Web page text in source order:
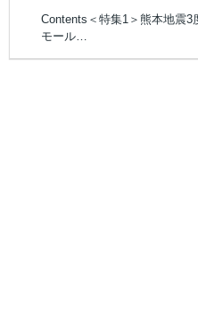
Contents＜特集1＞熊本地震3
モール…